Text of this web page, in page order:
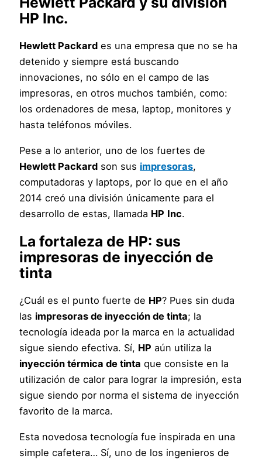
HP Inc.
Hewlett Packard es una empresa que no se ha
detenido y siempre está buscando
innovaciones, no sólo en el campo de las
impresoras, en otros muchos también, como:
los ordenadores de mesa, laptop, monitores y
hasta teléfonos móviles.
Pese a lo anterior, uno de los fuertes de
Hewlett Packard son sus impresoras,
computadoras y laptops, por lo que en el año
2014 creó una división únicamente para el
desarrollo de estas, llamada HP Inc.
La fortaleza de HP: sus
impresoras de inyección de
tinta
¿Cuál es el punto fuerte de HP? Pues sin duda
las impresoras de inyección de tinta; la
tecnología ideada por la marca en la actualidad
sigue siendo efectiva. Sí, HP aún utiliza la
inyección térmica de tinta que consiste en la
utilización de calor para lograr la impresión, esta
sigue siendo por norma el sistema de inyección
favorito de la marca.
Esta novedosa tecnología fue inspirada en una
simple cafetera… Sí, uno de los ingenieros de